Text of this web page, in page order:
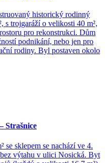
historický rodinný
s trojgaráží o velikosti 40 m²,
pro rekonstrukci. Dům
podnikání, nebo jen pro
rodiny. Byl postaven okolo
Strašnice
se sklepem se nachází ve 4.
výtahu v ulici Nosická. Byt